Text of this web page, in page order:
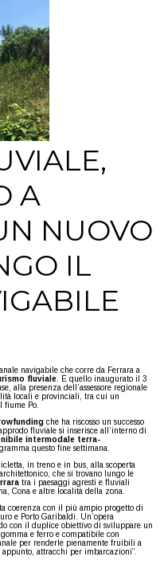
A
NUOVO
IL
navigabile che corre da Ferrara a
fluviale . È quello inaugurato il 3
alla presenza dell’assessore regionale
locali e provinciali, tra cui un
fiume Po.
che ha riscosso un successo
fluviale si inserisce all’interno di
intermodale terra-
questo fine settimana
in treno e in bus, alla scoperta
che si trovano lungo le
tra i paesaggi agresti e fluviali
Cona e altre località della zona.
coerenza con il più ampio progetto di
e Porto Garibaldi. Un’opera
con il duplice obiettivo di sviluppare un
e ferro e compatibile con
per renderle pienamente fruibili a
attracchi per imbarcazioni”.